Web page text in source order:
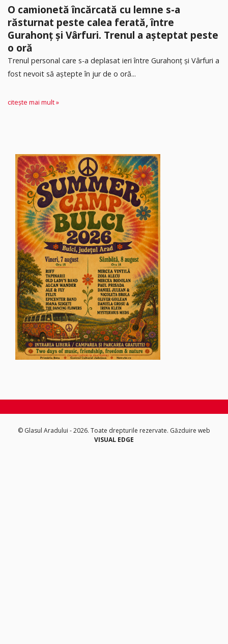
O camionetă încărcată cu lemne s-a
răsturnat peste calea ferată, între
Gurahonț și Vârfuri. Trenul a așteptat peste
o oră
Trenul personal care s-a deplasat ieri între Gurahonț și Vârfuri a
fost nevoit să aștepte în jur de o oră...
citește mai mult »
© Glasul Aradului - 2026. Toate drepturile rezervate. Găzduire web
VISUAL EDGE